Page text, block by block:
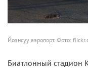
Йоэнсуу аэропорт. Фото:
Биатлонный стадион